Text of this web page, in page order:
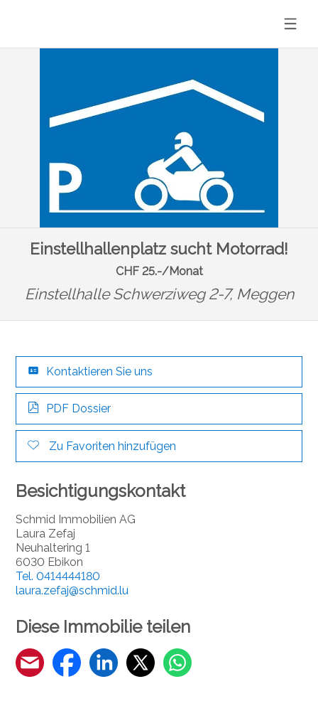
Einstellhallenplatz sucht Motorrad!
CHF 25.-/Monat
Einstellhalle Schwerziweg 2-7, Meggen
Kontaktieren Sie uns
PDF Dossier
Zu Favoriten hinzufügen
Besichtigungskontakt
Schmid Immobilien AG
Laura Zefaj
Neuhaltering 1
6030 Ebikon
Tel.0414444180
laura.zefaj@schmid.lu
Diese Immobilie teilen